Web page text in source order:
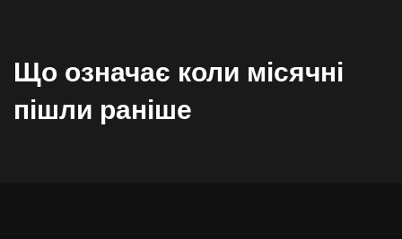
Що означає коли місячні
пішли раніше